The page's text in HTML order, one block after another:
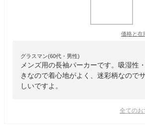
価格と在
グラスマン(60代・男性)
メンズ用の長袖パーカーです。吸湿性
きなので着心地がよく、迷彩柄なので
しいですよ。
全てのお